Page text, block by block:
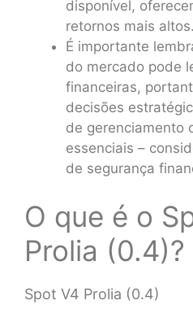
disponível,
retornos mais altos.
É importante
do mercado pode
financeiras,
decisões
de gerenciamento
essenciais –
de segurança
O que é o
Prolia (0.4)?
Spot V4 Prolia (0.4)